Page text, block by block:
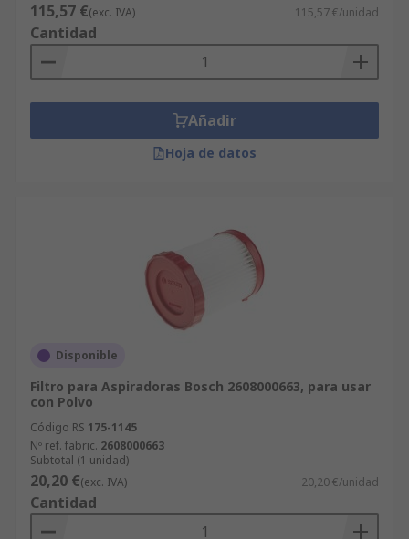
115,57 €(exc. IVA) 115,57 €/unidad
Cantidad
Añadir
Hoja de datos
Disponible
Filtro para Aspiradoras Bosch 2608000663, para usar
con Polvo
Código RS 175-1145
Nº ref. fabric. 2608000663
Subtotal (1 unidad)
20,20 €(exc. IVA) 20,20 €/unidad
Cantidad